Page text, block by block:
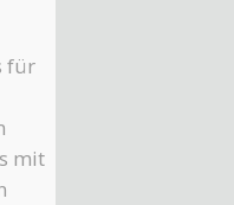
für
mit